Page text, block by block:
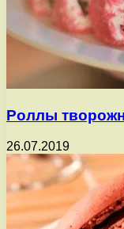
Роллы
26.07.2019